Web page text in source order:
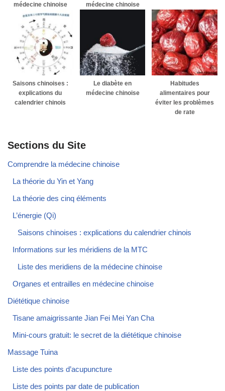
médecine chinoise
médecine chinoise
Saisons chinoises :
explications du
calendrier chinois
Le diabète en
médecine chinoise
Habitudes
alimentaires pour
éviter les problèmes
de rate
Sections du Site
Comprendre la médecine chinoise
La théorie du Yin et Yang
La théorie des cinq éléments
L’énergie (Qi)
Saisons chinoises : explications du calendrier chinois
Informations sur les méridiens de la MTC
Liste des meridiens de la médecine chinoise
Organes et entrailles en médecine chinoise
Diététique chinoise
Tisane amaigrissante Jian Fei Mei Yan Cha
Mini-cours gratuit: le secret de la diététique chinoise
Massage Tuina
Liste des points d’acupuncture
Liste des points par date de publication